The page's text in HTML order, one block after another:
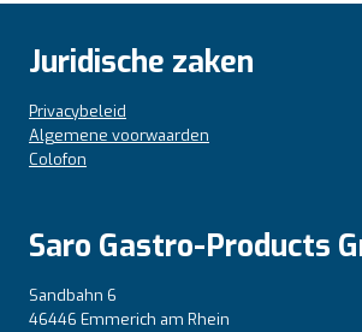
Juridische zaken
Privacybeleid
Algemene voorwaarden
Colofon
Saro Gastro-Products
Sandbahn 6
46446 Emmerich am Rhein